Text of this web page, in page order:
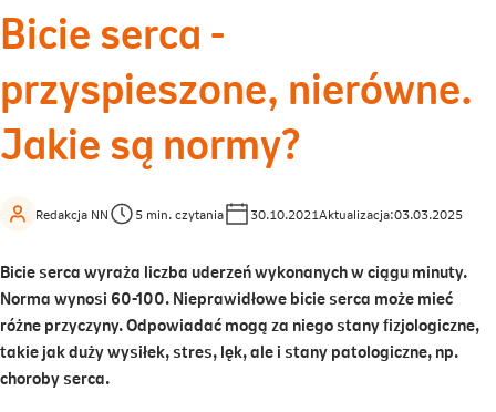
Bicie serca -
przyspieszone, nierówne.
Jakie są normy?
Redakcja NN 5 min. czytania 30.10.2021Aktualizacja:03.03.2025
Bicie serca wyraża liczba uderzeń wykonanych w ciągu minuty.
Norma wynosi 60-100. Nieprawidłowe bicie serca może mieć
różne przyczyny. Odpowiadać mogą za niego stany fizjologiczne,
takie jak duży wysiłek, stres, lęk, ale i stany patologiczne, np.
choroby serca.